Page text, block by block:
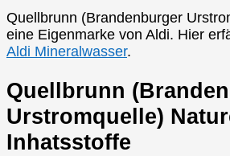
Quellbrunn (Brandenburger
eine Eigenmarke von Aldi. Hier
Aldi Mineralwasser.
Quellbrunn
Urstromquelle)
Inhatsstoffe